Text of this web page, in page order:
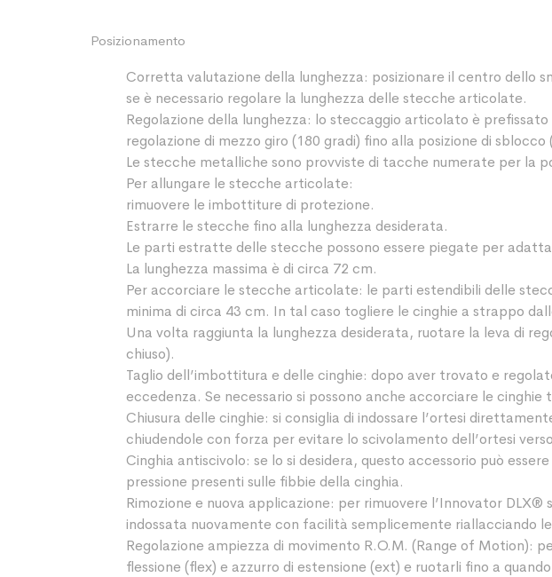
Posizionamento
Corretta valutazione della lunghezza: posizionare il centro dello
se è necessario regolare la lunghezza delle stecche articolate.
Regolazione della lunghezza: lo steccaggio articolato è
regolazione di mezzo giro (180 gradi) fino alla posizione di
Le stecche metalliche sono provviste di tacche numerate per la
Per allungare le stecche articolate:
rimuovere le imbottiture di protezione.
Estrarre le stecche fino alla lunghezza desiderata.
Le parti estratte delle stecche possono essere piegate per
La lunghezza massima è di circa 72 cm.
Per accorciare le stecche articolate: le parti estendibili delle
minima di circa 43 cm. In tal caso togliere le cinghie a strappo
Una volta raggiunta la lunghezza desiderata, ruotare la leva di
chiuso).
Taglio dell’imbottitura e delle cinghie: dopo aver trovato e
eccedenza. Se necessario si possono anche accorciare le
Chiusura delle cinghie: si consiglia di indossare l’ortesi
chiudendole con forza per evitare lo scivolamento dell’ortesi
Cinghia antiscivolo: se lo si desidera, questo accessorio può
pressione presenti sulle fibbie della cinghia.
Rimozione e nuova applicazione: per rimuovere l’Innovator
indossata nuovamente con facilità semplicemente riallacciando
Regolazione ampiezza di movimento R.O.M. (Range of Motion):
flessione (flex) e azzurro di estensione (ext) e ruotarli fino a